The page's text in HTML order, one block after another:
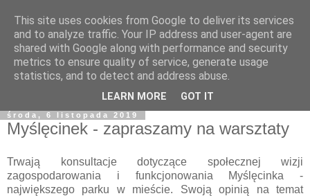
środa, 6 listopada 2019
Myślęcinek - zapraszamy na warsztaty
Trwają konsultacje dotyczące społecznej wizji
zagospodarowania i funkcjonowania Myślęcinka -
największego parku w mieście. Swoją opinią na temat
This site uses cookies from Google to deliver its services
and to analyze traffic. Your IP address and user-agent are
shared with Google along with performance and security
metrics to ensure quality of service, generate usage
statistics, and to detect and address abuse.
LEARN MORE GOT IT